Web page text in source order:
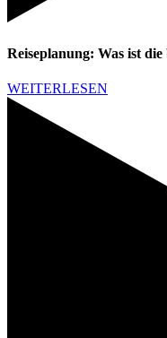
Reiseplanung: Was ist
WEITERLESEN